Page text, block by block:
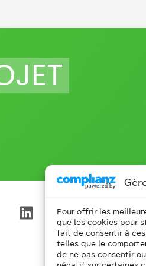
Pour offrir les
que les cookies pour
fait de consentir à
telles que le
de ne pas consentir